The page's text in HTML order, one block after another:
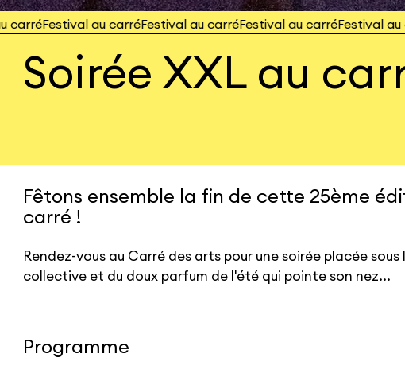
Festival au carréFestival au carréFestival au carréFestival au
Soirée XXL au
Fêtons ensemble la fin de cette 25ème
carré !
Rendez-vous au Carré des arts pour une soirée placée
collective et du doux parfum de l'été qui pointe son nez...
Programme